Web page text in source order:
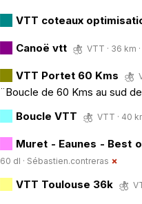
VTT coteaux
Canoë vtt VTT · 36 km
VTT Portet 60 Kms
¨Boucle de 60 Kms au sud
Boucle VTT
VTT · 40
Muret - Eaunes - Best
60 dl · Sébastien.contreras
VTT Toulouse 36k